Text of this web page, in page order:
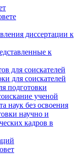
диссертации к
к
для соискателей
для соискателей
подготовки
ученой
наук без освоения
научно и
кадров в